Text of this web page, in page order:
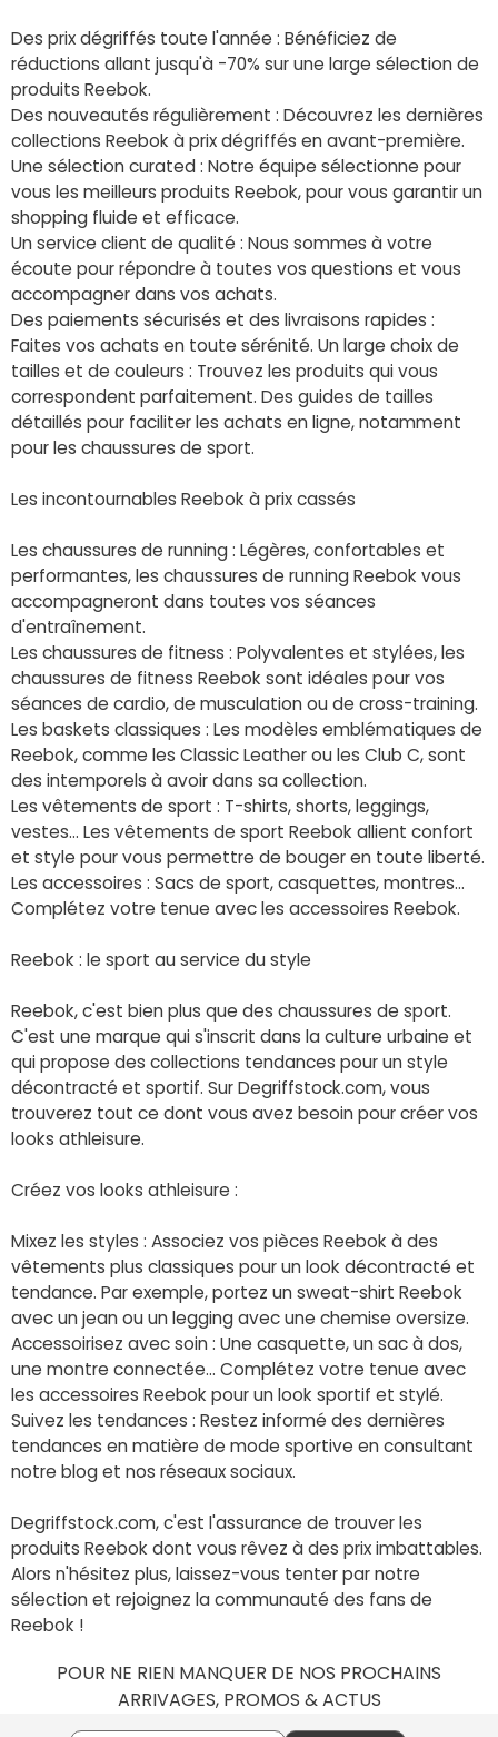
Des prix dégriffés toute l'année : Bénéficiez de
réductions allant jusqu'à -70% sur une large sélection de
produits Reebok.
Des nouveautés régulièrement : Découvrez les dernières
collections Reebok à prix dégriffés en avant-première.
Une sélection curated : Notre équipe sélectionne pour
vous les meilleurs produits Reebok, pour vous garantir un
shopping fluide et efficace.
Un service client de qualité : Nous sommes à votre
écoute pour répondre à toutes vos questions et vous
accompagner dans vos achats.
Des paiements sécurisés et des livraisons rapides :
Faites vos achats en toute sérénité. Un large choix de
tailles et de couleurs : Trouvez les produits qui vous
correspondent parfaitement. Des guides de tailles
détaillés pour faciliter les achats en ligne, notamment
pour les chaussures de sport.
Les incontournables Reebok à prix cassés
Les chaussures de running : Légères, confortables et
performantes, les chaussures de running Reebok vous
accompagneront dans toutes vos séances
d'entraînement.
Les chaussures de fitness : Polyvalentes et stylées, les
chaussures de fitness Reebok sont idéales pour vos
séances de cardio, de musculation ou de cross-training.
Les baskets classiques : Les modèles emblématiques de
Reebok, comme les Classic Leather ou les Club C, sont
des intemporels à avoir dans sa collection.
Les vêtements de sport : T-shirts, shorts, leggings,
vestes... Les vêtements de sport Reebok allient confort
et style pour vous permettre de bouger en toute liberté.
Les accessoires : Sacs de sport, casquettes, montres...
Complétez votre tenue avec les accessoires Reebok.
Reebok : le sport au service du style
Reebok, c'est bien plus que des chaussures de sport.
C'est une marque qui s'inscrit dans la culture urbaine et
qui propose des collections tendances pour un style
décontracté et sportif. Sur Degriffstock.com, vous
trouverez tout ce dont vous avez besoin pour créer vos
looks athleisure.
Créez vos looks athleisure :
Mixez les styles : Associez vos pièces Reebok à des
vêtements plus classiques pour un look décontracté et
tendance. Par exemple, portez un sweat-shirt Reebok
avec un jean ou un legging avec une chemise oversize.
Accessoirisez avec soin : Une casquette, un sac à dos,
une montre connectée... Complétez votre tenue avec
les accessoires Reebok pour un look sportif et stylé.
Suivez les tendances : Restez informé des dernières
tendances en matière de mode sportive en consultant
notre blog et nos réseaux sociaux.
Degriffstock.com, c'est l'assurance de trouver les
produits Reebok dont vous rêvez à des prix imbattables.
Alors n'hésitez plus, laissez-vous tenter par notre
sélection et rejoignez la communauté des fans de
Reebok !
POUR NE RIEN MANQUER DE NOS PROCHAINS
ARRIVAGES, PROMOS & ACTUS